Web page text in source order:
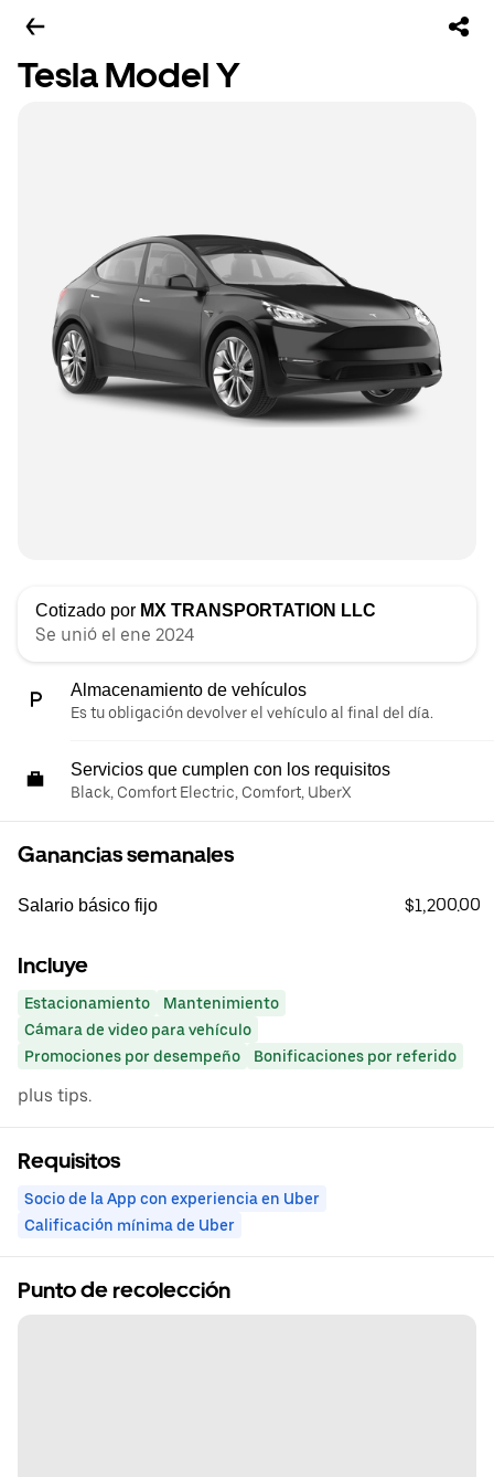
Tesla Model Y
Cotizado por MX TRANSPORTATION LLC
Se unió el ene 2024
Almacenamiento de vehículos
Es tu obligación devolver el vehículo al final del día.
Servicios que cumplen con los requisitos
Black, Comfort Electric, Comfort, UberX
Ganancias semanales
Salario básico fijo $1,200.00
Incluye
Estacionamiento
Mantenimiento
Cámara de video para vehículo
Promociones por desempeño
Bonificaciones por referido
plus tips.
Requisitos
Socio de la App con experiencia en Uber
Calificación mínima de Uber
Punto de recolección